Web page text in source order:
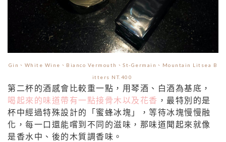
Gin、White Wine、Bianco Vermouth、St-Germain、Mountain Litsea B
itters NT.400
第二杯的酒感會比較重一點，用琴酒、白酒為基底，
喝起來的味道帶有一點接骨木以及花香 ，最特別的是
杯中經過特殊設計的「蜜蜂冰塊」，等待冰塊慢慢融
化，每一口還能嚐到不同的滋味，那味道聞起來就像
是香水中、後的木質調香味。